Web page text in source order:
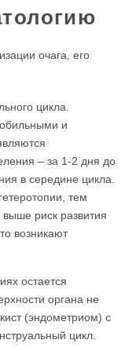
очага, его
цикла.
и
– за 1-2 дня до
в середине цикла.
тем
риск развития
возникают
остается
органа не
(эндометриом) с
цикл.